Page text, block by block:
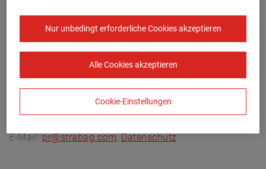
Konzern-Kommunikation Internet/Neue
E-Mail:pr@strabag.com,Datenschutz
Nur unbedingt erforderliche Cookies akzeptieren
Alle Cookies akzeptieren
Cookie-Einstellungen